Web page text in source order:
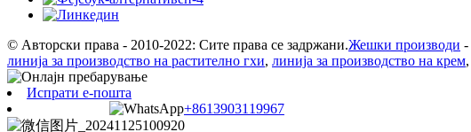
© Авторски права - 2010-2022: Сите права се задржани.Жешки производи -
линија за производство на растително гхи, линија за производство на крем,
Испрати е-пошта
+8613903119967